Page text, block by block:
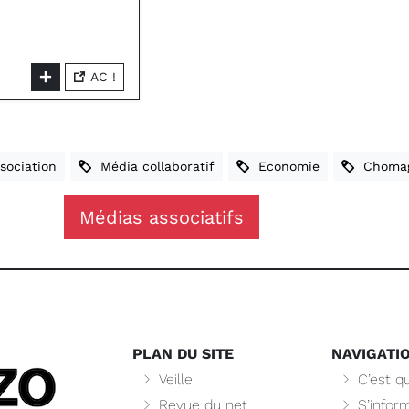
AC !
Média collaboratif Economie
Médias associatifs
PLAN DU SITE
Veille
Revue du net
C’est